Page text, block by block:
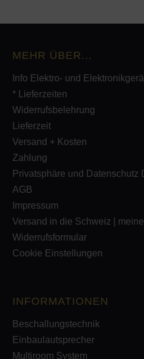
MEHR ÜBER...
Info Elektro- und
* Lieferzeiten
Widerrufsbelehrung
Lieferzeit
Versand + Kosten
Zahlung
Privatsphäre und Datenschutz
AGB
Impressum
Versand in die Schweiz |
Widerrufsformular
Cookie Einstellungen
INFORMATIONEN
Beschallungstechnik
Einbaulautsprecher
Multiroom System